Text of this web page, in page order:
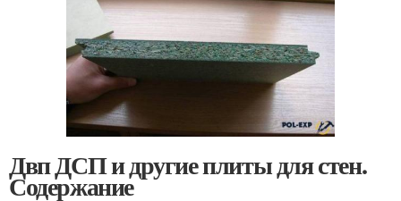
Двп ДСП и другие плиты для стен.
Содержание